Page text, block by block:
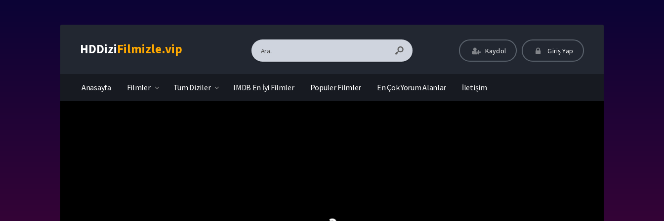
HDDiziFilmizle.vip Kaydol Giriş Yap
Anasayfa Filmler Tüm Diziler IMDB En İyi Filmler Popüler Filmler En Çok Yorum Alanlar İletişim